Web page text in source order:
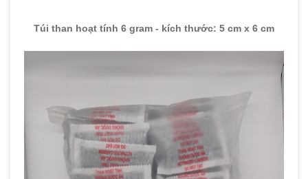
Túi than hoạt tính 6 gram - kích thước: 5 cm x 6 cm